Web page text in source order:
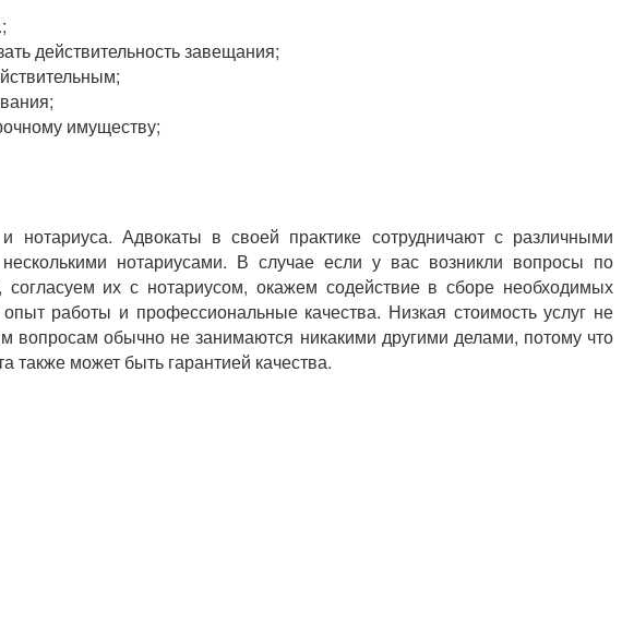
действительность завещания;
имуществу;
Адвокаты в своей практике сотрудничают с различными
нотариусами. В случае если у вас возникли вопросы по
их с нотариусом, окажем содействие в сборе необходимых
работы и профессиональные качества. Низкая стоимость услуг не
обычно не занимаются никакими другими делами, потому что
может быть гарантией качества.